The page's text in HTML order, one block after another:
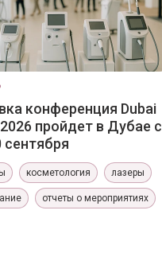
конференция Dubai
пройдет в Дубае с
сентября
косметология лазеры
отчеты о мероприятиях